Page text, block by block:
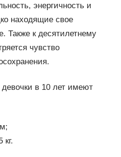
энергичность и
находящие свое
Также к десятилетнему
чувство
в 10 лет имеют
кг.